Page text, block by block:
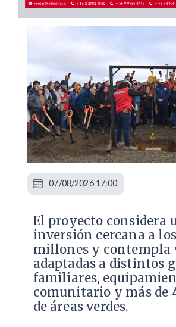
El proyecto considera
inversión cercana a
millones y contempla
adaptadas a distintos
familiares,
comunitario y más de
de áreas verdes.
07/08/2026 17:00